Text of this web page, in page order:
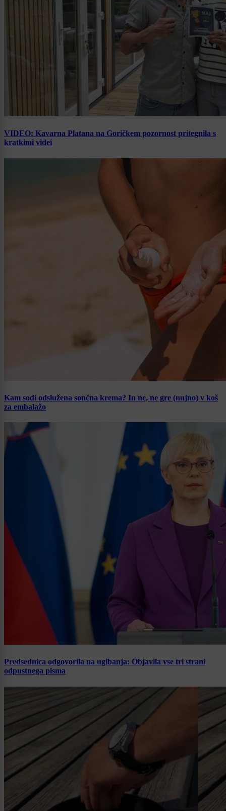
VIDEO: Kavarna Platana na Goričkem pozornost pritegnila s
kratkimi videi
Kam sodi odslužena sončna krema? In ne, ne gre (nujno) v koš
za embalažo
Predsednica odgovorila na ugibanja: Objavila vse tri strani
odpustnega pisma